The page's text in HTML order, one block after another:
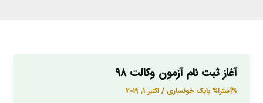
آغاز ثبت نام آزمون وکالت 98
%آسترا% بابک خونساری/اکتبر 1, 2019
آغاز
ثبت